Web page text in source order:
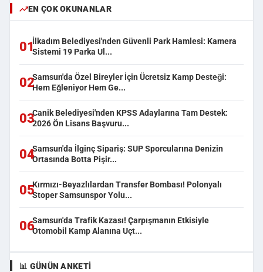
EN ÇOK OKUNANLAR
01İlkadım Belediyesi'nden Güvenli Park Hamlesi: Kamera
Sistemi 19 Parka Ul...
02Samsun'da Özel Bireyler İçin Ücretsiz Kamp Desteği:
Hem Eğleniyor Hem Ge...
03Canik Belediyesi'nden KPSS Adaylarına Tam Destek:
2026 Ön Lisans Başvuru...
04Samsun'da İlginç Sipariş: SUP Sporcularına Denizin
Ortasında Botta Pişir...
05Kırmızı-Beyazlılardan Transfer Bombası! Polonyalı
Stoper Samsunspor Yolu...
06Samsun'da Trafik Kazası! Çarpışmanın Etkisiyle
Otomobil Kamp Alanına Uçt...
📊 GÜNÜN ANKETI